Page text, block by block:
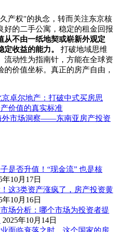
产权"的执念，转而关注东京核
好的二手公寓，稳定的租金回报
从不由一纸地契或崭新外观定
收益的能力。
打破地域思维
流动性为指南针，方能在全球资
价值坐标。真正的房产自由，
京卓尔地产：打破中式买房思
价值的真实标准
外市场洞察——东南亚房产投资
是否升值！“现金流” 也是核
年10月17日
这3类资产涨疯了，房产投资黄
年10月16日
场分析：哪个市场为投资者提
2025年10月14日